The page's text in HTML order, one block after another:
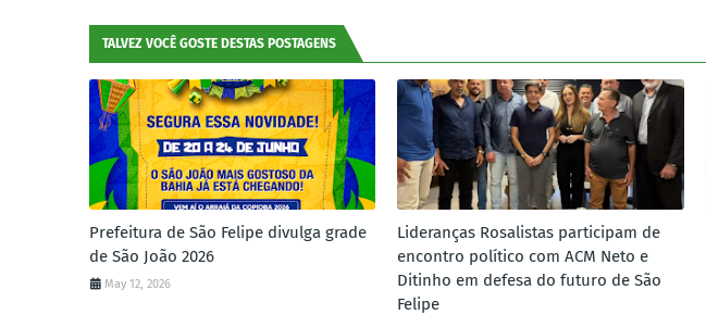
TALVEZ VOCÊ GOSTE DESTAS POSTAGENS
Prefeitura de São Felipe divulga grade
de São João 2026
May 12, 2026
Lideranças Rosalistas participam de
encontro político com ACM Neto e
Ditinho em defesa do futuro de São
Felipe